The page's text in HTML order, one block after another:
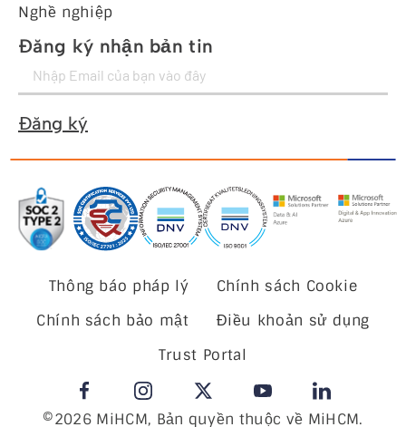
Nghề nghiệp
Đăng ký nhận bản tin
Đăng ký
Thông báo pháp lý
Chính sách Cookie
Chính sách bảo mật
Điều khoản sử dụng
Trust Portal
©2026 MiHCM, Bản quyền thuộc về MiHCM.